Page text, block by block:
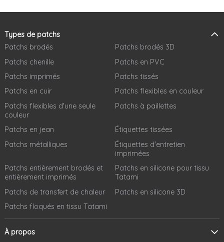
Types de patchs
Patchs brodés
Patchs brodés 3D
Patchs chenille
Patchs en PVC
Patchs imprimés
Patchs tissés
Patchs en cuir
Patchs flexibles en couleur
Patchs flexibles d'une seule
couleur
Patchs à paillettes
Patchs en jean
Étiquettes tissées
Patchs métalliques
Étiquettes d'entretien
imprimées
Patchs entièrement brodés et
entièrement imprimés
Patchs en silicone pour tissu
Tatami
Patchs de transfert de chaleur
Patchs en silicone 3D
Patchs floqués en tissu Tatami
À propos